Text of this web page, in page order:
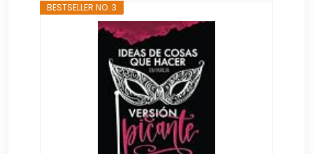
BESTSELLER NO. 3